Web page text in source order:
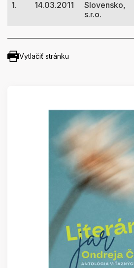
1. 14.03.2011
Slovensko,
s.r.o.
Vytlačiť stránku